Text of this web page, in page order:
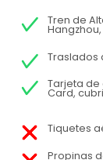
Tren de
Traslados
Tarjeta de
Card,
Tiquetes
Propinas